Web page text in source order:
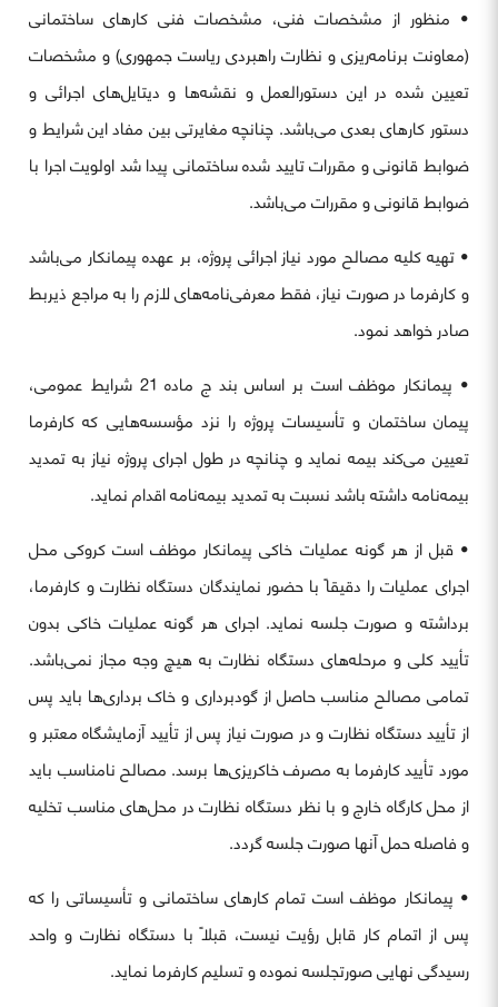
• منظور از مشخصات فنی، مشخصات فنی کارهای ساختمانی
(معاونت برنامه‌ریزی و نظارت راهبردی ریاست جمهوری) و مشخصات
تعیین شده در این دستورالعمل و نقشه‌ها و دیتایل‌های اجرائی و
دستور کارهای بعدی می‌باشد. چنانچه مغایرتی بین مفاد این شرایط و
ضوابط قانونی و مقررات تایید شده ساختمانی پیدا شد اولویت اجرا با
ضوابط قانونی و مقررات می‌باشد.
• تهیه کلیه مصالح مورد نیاز اجرائی پروژه، بر عهده پیمانکار می‌باشد
و کارفرما در صورت نیاز، فقط معرفی‌نامه‌های لازم را به مراجع ذیربط
صادر خواهد نمود.
• پیمانکار موظف است بر اساس بند ج ماده 21 شرایط عمومی،
پیمان ساختمان و تأسیسات پروژه را نزد مؤسسه‌هایی که کارفرما
تعیین می‌کند بیمه نماید و چنانچه در طول اجرای پروژه نیاز به تمدید
بیمه‌نامه داشته باشد نسبت به تمدید بیمه‌نامه اقدام نماید.
• قبل از هر گونه عملیات خاکی پیمانکار موظف است کروکی محل
اجرای عملیات را دقیقاً با حضور نمایندگان دستگاه نظارت و کارفرما،
برداشته و صورت جلسه نماید. اجرای هر گونه عملیات خاکی بدون
تأیید کلی و مرحله‌های دستگاه نظارت به هیچ وجه مجاز نمی‌باشد.
تمامی مصالح مناسب حاصل از گودبرداری و خاک برداری‌ها باید پس
از تأیید دستگاه نظارت و در صورت نیاز پس از تأیید آزمایشگاه معتبر و
مورد تأیید کارفرما به مصرف خاکریزی‌ها برسد. مصالح نامناسب باید
از محل کارگاه خارج و با نظر دستگاه نظارت در محل‌های مناسب تخلیه
و فاصله حمل آنها صورت جلسه گردد.
• پیمانکار موظف است تمام کارهای ساختمانی و تأسیساتی را که
پس از اتمام کار قابل رؤیت نیست، قبلاً با دستگاه نظارت و واحد
رسیدگی نهایی صورتجلسه نموده و تسلیم کارفرما نماید.